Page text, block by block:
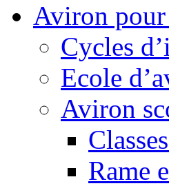
Aviron
Cycles
Ecole
Aviron
Rame